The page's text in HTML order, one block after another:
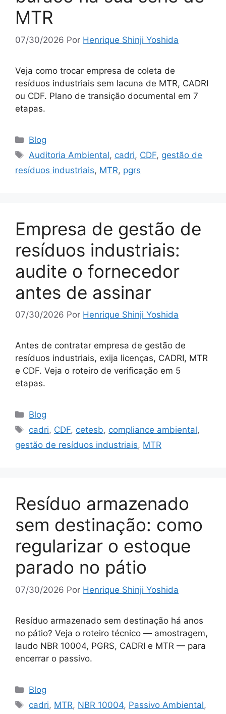
MTR
07/30/2026 Por Henrique Shinji Yoshida
Veja como trocar empresa de coleta de
resíduos industriais sem lacuna de MTR, CADRI
ou CDF. Plano de transição documental em 7
etapas.
Blog
Auditoria Ambiental, cadri, CDF, gestão de
resíduos industriais, MTR, pgrs
Empresa de gestão de
resíduos industriais:
audite o fornecedor
antes de assinar
07/30/2026 Por Henrique Shinji Yoshida
Antes de contratar empresa de gestão de
resíduos industriais, exija licenças, CADRI, MTR
e CDF. Veja o roteiro de verificação em 5
etapas.
Blog
cadri, CDF, cetesb, compliance ambiental,
gestão de resíduos industriais, MTR
Resíduo armazenado
sem destinação: como
regularizar o estoque
parado no pátio
07/30/2026 Por Henrique Shinji Yoshida
Resíduo armazenado sem destinação há anos
no pátio? Veja o roteiro técnico — amostragem,
laudo NBR 10004, PGRS, CADRI e MTR — para
encerrar o passivo.
Blog
cadri, MTR, NBR 10004, Passivo Ambiental,